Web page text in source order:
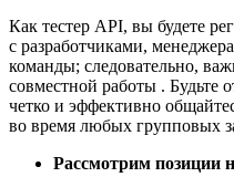
Как тестер API, вы будете
с разработчиками,
команды; следовательно,
совместной работы . Будьте
четко и эффективно
во время любых групповых
Рассмотрим позиции